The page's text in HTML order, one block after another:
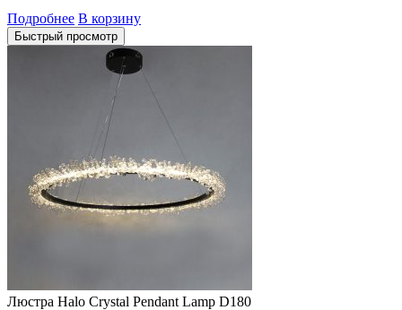
Подробнее В корзину
Быстрый просмотр
Люстра Halo Crystal Pendant Lamp D180